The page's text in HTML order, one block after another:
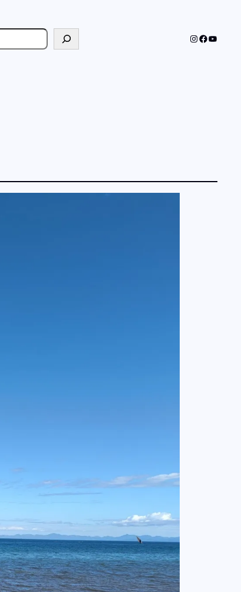
Instagram